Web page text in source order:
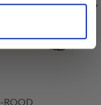
ROOD